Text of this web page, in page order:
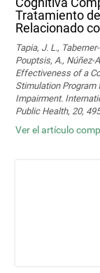
Tratamiento
Relacionado
Tapia, J. L.,
Pouptsis, A., Núñez-
Effectiveness of a
Stimulation Program
Impairment.
Public Health, 20,
Ver el artículo